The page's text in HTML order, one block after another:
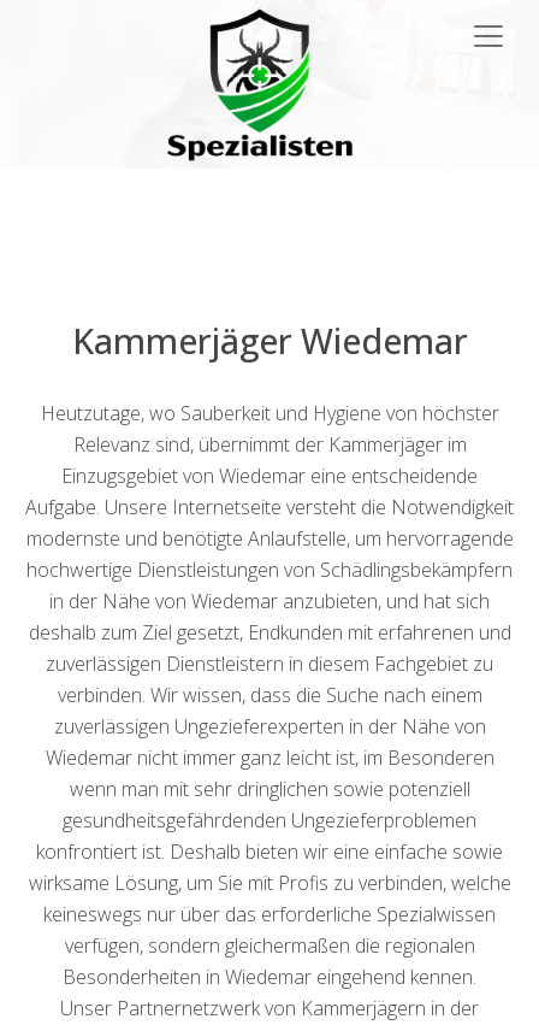
Kammerjäger Wiedemar
Heutzutage, wo Sauberkeit und Hygiene von höchster
Relevanz sind, übernimmt der Kammerjäger im
Einzugsgebiet von Wiedemar eine entscheidende
Aufgabe. Unsere Internetseite versteht die Notwendigkeit
modernste und benötigte Anlaufstelle, um hervorragende
hochwertige Dienstleistungen von Schädlingsbekämpfern
in der Nähe von Wiedemar anzubieten, und hat sich
deshalb zum Ziel gesetzt, Endkunden mit erfahrenen und
zuverlässigen Dienstleistern in diesem Fachgebiet zu
verbinden. Wir wissen, dass die Suche nach einem
zuverlässigen Ungezieferexperten in der Nähe von
Wiedemar nicht immer ganz leicht ist, im Besonderen
wenn man mit sehr dringlichen sowie potenziell
gesundheitsgefährdenden Ungezieferproblemen
konfrontiert ist. Deshalb bieten wir eine einfache sowie
wirksame Lösung, um Sie mit Profis zu verbinden, welche
keineswegs nur über das erforderliche Spezialwissen
verfügen, sondern gleichermaßen die regionalen
Besonderheiten in Wiedemar eingehend kennen.
Unser Partnernetzwerk von Kammerjägern in der